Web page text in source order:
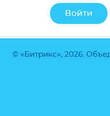
© «Битрикс», 2026.